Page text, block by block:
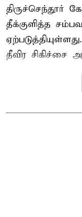
திருச்செந்தூர்
தீக்குளித்த
தீவிர சிகிச்சை